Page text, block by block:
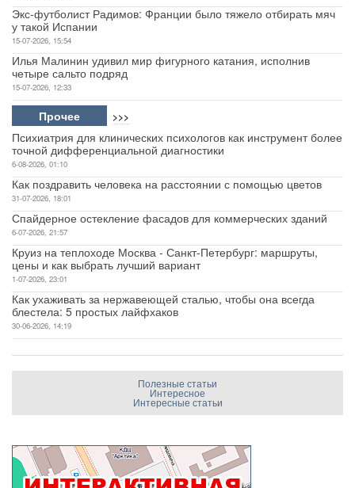
Экс-футболист Радимов: Франции было тяжело отбирать мяч
у такой Испании
15-07-2026, 15:54
Илья Малинин удивил мир фигурного катания, исполнив
четыре сальто подряд
15-07-2026, 12:33
Прочее >>>
Психиатрия для клинических психологов как инструмент более
точной дифференциальной диагностики
6-08-2026, 01:10
Как поздравить человека на расстоянии с помощью цветов
31-07-2026, 18:01
Спайдерное остекление фасадов для коммерческих зданий
6-07-2026, 21:57
Круиз на теплоходе Москва - Санкт-Петербург: маршруты,
цены и как выбрать лучший вариант
1-07-2026, 23:01
Как ухаживать за нержавеющей сталью, чтобы она всегда
блестела: 5 простых лайфхаков
30-06-2026, 14:19
Полезные статьи
Интересное
Интересные статьи